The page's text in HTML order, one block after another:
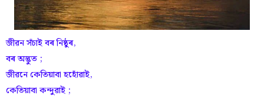
জীৱন সঁচাই বৰ নিষ্ঠুৰ,
বৰ অদ্ভুত ;
জীৱনে কেতিয়াবা হহোঁৱাই,
কেতিয়াবা কন্দুৱাই ;